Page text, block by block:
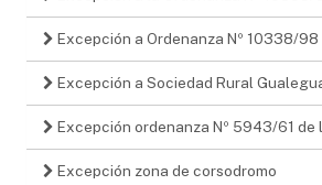
Excepción a Ordenanza Nº 10338/98
Excepción a Sociedad Rural
Excepción ordenanza Nº 5943/61 de
Excepción zona de corsodromo